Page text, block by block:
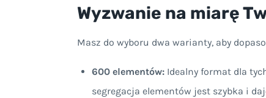
Wyzwanie na miarę
Masz do wyboru dwa warianty, aby
600 elementów: Idealny format dla
segregacja elementów jest szybka i